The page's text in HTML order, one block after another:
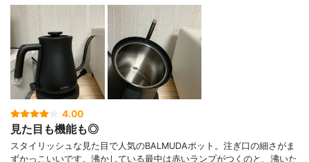
4.00
見た目も機能も◎
スタイリッシュな見た目で人気のBALMUDAポット。注ぎ口の細さがま
ずかっこいいです。沸かしている最中は赤いランプがつくのと、沸いた